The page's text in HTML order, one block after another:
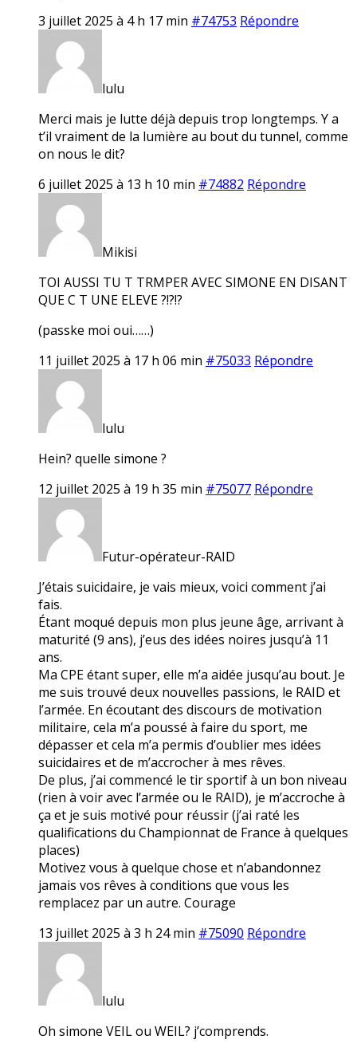
3 juillet 2025 à 4 h 17 min #74753 Répondre
lulu
Merci mais je lutte déjà depuis trop longtemps. Y a
t’il vraiment de la lumière au bout du tunnel, comme
on nous le dit?
6 juillet 2025 à 13 h 10 min #74882 Répondre
Mikisi
TOI AUSSI TU T TRMPER AVEC SIMONE EN DISANT
QUE C T UNE ELEVE ?!?!?
(passke moi oui……)
11 juillet 2025 à 17 h 06 min #75033 Répondre
lulu
Hein? quelle simone ?
12 juillet 2025 à 19 h 35 min #75077 Répondre
Futur-opérateur-RAID
J’étais suicidaire, je vais mieux, voici comment j’ai
fais.
Étant moqué depuis mon plus jeune âge, arrivant à
maturité (9 ans), j’eus des idées noires jusqu’à 11
ans.
Ma CPE étant super, elle m’a aidée jusqu’au bout. Je
me suis trouvé deux nouvelles passions, le RAID et
l’armée. En écoutant des discours de motivation
militaire, cela m’a poussé à faire du sport, me
dépasser et cela m’a permis d’oublier mes idées
suicidaires et de m’accrocher à mes rêves.
De plus, j’ai commencé le tir sportif à un bon niveau
(rien à voir avec l’armée ou le RAID), je m’accroche à
ça et je suis motivé pour réussir (j’ai raté les
qualifications du Championnat de France à quelques
places)
Motivez vous à quelque chose et n’abandonnez
jamais vos rêves à conditions que vous les
remplacez par un autre. Courage
13 juillet 2025 à 3 h 24 min #75090 Répondre
lulu
Oh simone VEIL ou WEIL? j’comprends.